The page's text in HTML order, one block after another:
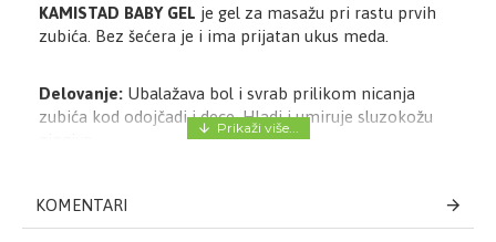
KAMISTAD BABY GEL je gel za masažu pri rastu prvih
zubića. Bez šećera je i ima prijatan ukus meda.
Delovanje: Ubalažava bol i svrab prilikom nicanja
zubića kod odojčadi i dece. Hladi i umiruje sluzokožu
na dan.
Sastav:Voda, propilen glikol, sorbitol, cvetni ekstrakt
KOMENTARI